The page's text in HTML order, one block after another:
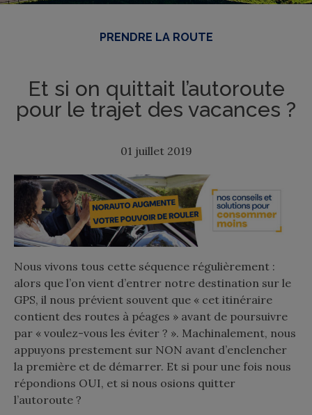
PRENDRE LA ROUTE
Et si on quittait l’autoroute
pour le trajet des vacances ?
01 juillet 2019
Nous vivons tous cette séquence régulièrement :
alors que l’on vient d’entrer notre destination sur le
GPS, il nous prévient souvent que « cet itinéraire
contient des routes à péages » avant de poursuivre
par « voulez-vous les éviter ? ». Machinalement, nous
appuyons prestement sur NON avant d’enclencher
la première et de démarrer. Et si pour une fois nous
répondions OUI, et si nous osions quitter
l’autoroute ?